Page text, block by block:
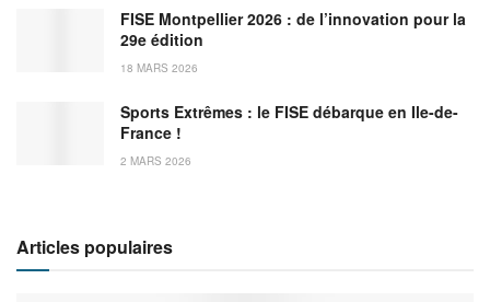
FISE Montpellier 2026 : de l’innovation pour la
29e édition
18 MARS 2026
Sports Extrêmes : le FISE débarque en Ile-de-
France !
2 MARS 2026
Articles populaires